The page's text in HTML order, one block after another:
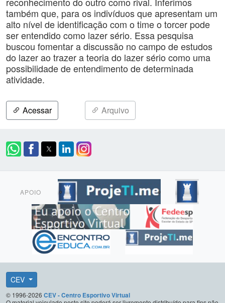
também que, para os indivíduos que apresentam um
alto nível de identificação com o time o torcer pode
ser entendido como lazer sério. Essa pesquisa
buscou fomentar a discussão no campo de estudos
do lazer ao trazer a teoria do lazer sério como uma
possibilidade de entendimento de determinada
atividade.
Acessar Arquivo
APOIO
CEV
© 1996-2026 CEV - Centro Esportivo Virtual